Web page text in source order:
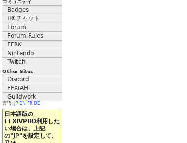
コミュニティ
Badges
IRCチャット
Forum
Forum Rules
FFRK
Nintendo
Twitch
Other Sites
Discord
FFXIAH
Guildwork
言語: JP EN FR DE
日本語版の
FFXIVPRO利用した
い場合は、上記
の"JP"を設定して、